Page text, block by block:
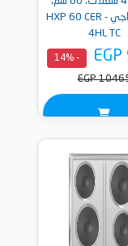
أسود زجاجي - HXP 60 CER
4HL TC
- 14%
EGP